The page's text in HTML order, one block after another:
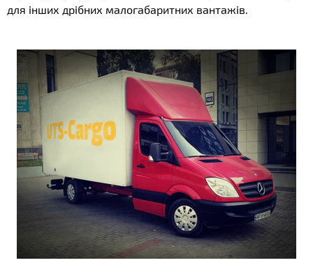
для інших дрібних малогабаритних вантажів.